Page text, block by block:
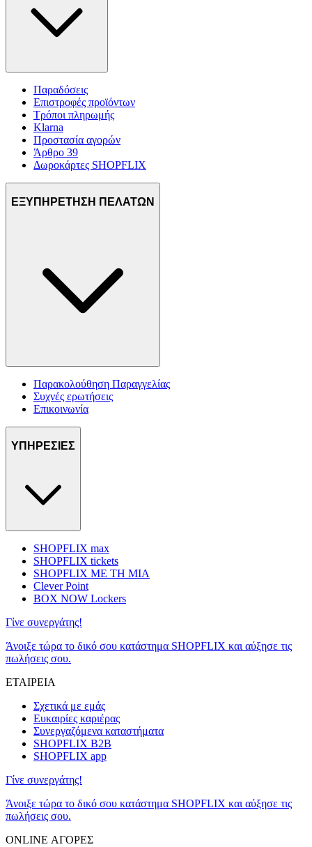
Παραδόσεις
Επιστροφές προϊόντων
Τρόποι πληρωμής
Klarna
Προστασία αγορών
Άρθρο 39
Δωροκάρτες SHOPFLIX
ΕΞΥΠΗΡΕΤΗΣΗ ΠΕΛΑΤΩΝ
Παρακολούθηση Παραγγελίας
Συχνές ερωτήσεις
Επικοινωνία
ΥΠΗΡΕΣΙΕΣ
SHOPFLIX max
SHOPFLIX tickets
SHOPFLIX ΜΕ ΤΗ ΜΙΑ
Clever Point
BOX NOW Lockers
Γίνε συνεργάτης!
Άνοιξε τώρα το δικό σου κατάστημα SHOPFLIX και αύξησε τις
πωλήσεις σου.
ΕΤΑΙΡΕΙΑ
Σχετικά με εμάς
Ευκαιρίες καριέρας
Συνεργαζόμενα καταστήματα
SHOPFLIX B2B
SHOPFLIX app
Γίνε συνεργάτης!
Άνοιξε τώρα το δικό σου κατάστημα SHOPFLIX και αύξησε τις
πωλήσεις σου.
ONLINE ΑΓΟΡΕΣ